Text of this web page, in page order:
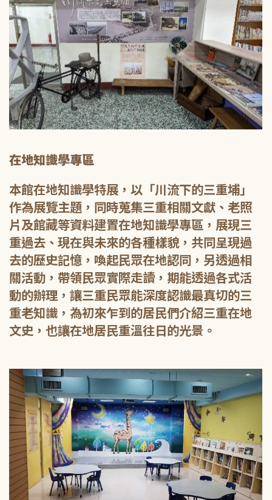
在地知識學專區
本館在地知識學特展，以「川流下的三重埔」
作為展覽主題，同時蒐集三重相關文獻、老照
片及館藏等資料建置在地知識學專區，展現三
重過去、現在與未來的各種樣貌，共同呈現過
去的歷史記憶，喚起民眾在地認同，另透過相
關活動，帶領民眾實際走讀，期能透過各式活
動的辦理，讓三重民眾能深度認識最真切的三
重老知識，為初來乍到的居民們介紹三重在地
文史，也讓在地居民重溫往日的光景。